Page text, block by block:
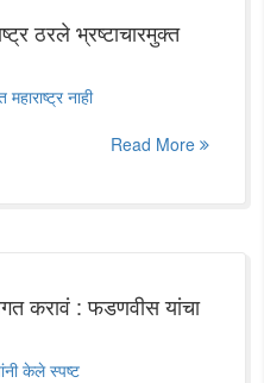
ठरले भ्रष्टाचारमुक्त
नाही
Read More
करावं : फडणवीस यांचा
केले स्पष्ट